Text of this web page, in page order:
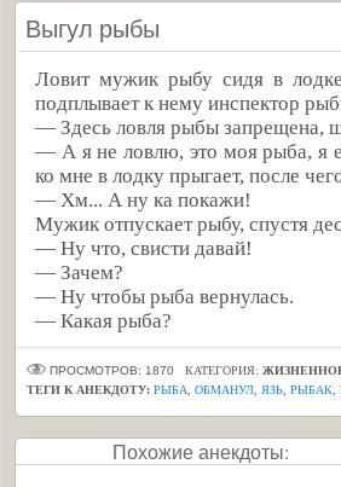
Выгул рыбы
Ловит мужик рыбу сидя в
подплывает к нему инспектор
— Здесь ловля рыбы запрещена,
— А я не ловлю, это моя рыба, я
ко мне в лодку прыгает, после
— Хм... А ну ка покажи!
Мужик отпускает рыбу, спустя
— Ну что, свисти давай!
— Зачем?
— Ну чтобы рыба вернулась.
— Какая рыба?
ПРОСМОТРОВ: 1870 КАТЕГОРИЯ:
ТЕГИ К АНЕКДОТУ: РЫБА ОБМАНУЛ ЯЗЬ РЫБАК
Похожие анекдоты: